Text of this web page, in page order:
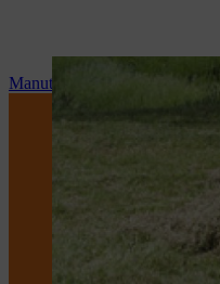
Manutenzione e riparazioni